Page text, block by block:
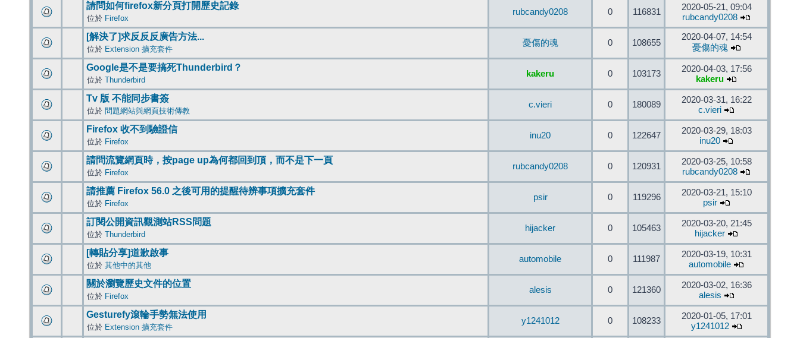
請問如何firefox新分頁打開歷史記錄
位於 Firefox
rubcandy0208 0 116831
2020-05-21, 09:04
rubcandy0208
[解決了]求反反反廣告方法...
位於 Extension 擴充套件
憂傷的魂 0 108655
2020-04-07, 14:54
憂傷的魂
Google是不是要搞死Thunderbird？
位於 Thunderbird
kakeru 0 103173
2020-04-03, 17:56
kakeru
Tv 版 不能同步書簽
位於 問題網站與網頁技術傳教
c.vieri 0 180089
2020-03-31, 16:22
c.vieri
Firefox 收不到驗證信
位於 Firefox
inu20 0 122647
2020-03-29, 18:03
inu20
請問流覽網頁時，按page up為何都回到頂，而不是下一頁
位於 Firefox
rubcandy0208 0 120931
2020-03-25, 10:58
rubcandy0208
請推薦 Firefox 56.0 之後可用的提醒待辨事項擴充套件
位於 Firefox
psir 0 119296
2020-03-21, 15:10
psir
訂閱公開資訊觀測站RSS問題
位於 Thunderbird
hijacker 0 105463
2020-03-20, 21:45
hijacker
[轉貼分享]道歉啟事
位於 其他中的其他
automobile 0 111987
2020-03-19, 10:31
automobile
關於瀏覽歷史文件的位置
位於 Firefox
alesis 0 121360
2020-03-02, 16:36
alesis
Gesturefy滾輪手勢無法使用
位於 Extension 擴充套件
y1241012 0 108233
2020-01-05, 17:01
y1241012